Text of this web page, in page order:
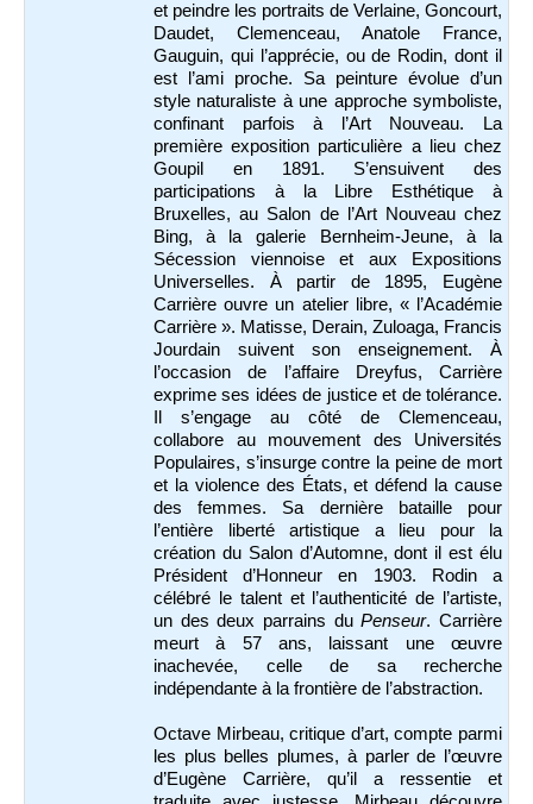
et peindre les portraits de Verlaine, Goncourt,
Daudet, Clemenceau, Anatole France,
Gauguin, qui l’apprécie, ou de Rodin, dont il
est l’ami proche. Sa peinture évolue d’un
style naturaliste à une approche symboliste,
confinant parfois à l’Art Nouveau. La
première exposition particulière a lieu chez
Goupil en 1891. S’ensuivent des
participations à la Libre Esthétique à
Bruxelles, au Salon de l’Art Nouveau chez
Bing, à la galerie Bernheim-Jeune, à la
Sécession viennoise et aux Expositions
Universelles. À partir de 1895, Eugène
Carrière ouvre un atelier libre, « l’Académie
Carrière ». Matisse, Derain, Zuloaga, Francis
Jourdain suivent son enseignement. À
l’occasion de l’affaire Dreyfus, Carrière
exprime ses idées de justice et de tolérance.
Il s’engage au côté de Clemenceau,
collabore au mouvement des Universités
Populaires, s’insurge contre la peine de mort
et la violence des États, et défend la cause
des femmes. Sa dernière bataille pour
l’entière liberté artistique a lieu pour la
création du Salon d’Automne, dont il est élu
Président d’Honneur en 1903. Rodin a
célébré le talent et l’authenticité de l’artiste,
un des deux parrains duPenseur. Carrière
meurt à 57 ans, laissant une œuvre
inachevée, celle de sa recherche
indépendante à la frontière de l’abstraction.
Octave Mirbeau, critique d’art, compte parmi
les plus belles plumes, à parler de l’œuvre
d’Eugène Carrière, qu’il a ressentie et